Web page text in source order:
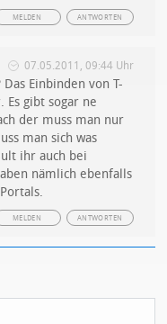
ANTWORTEN
MELDEN
07.05.2011, 09:44 Uhr
Einbinden von T-
gibt sogar ne
der muss man nur
man sich was
ihr auch bei
nämlich ebenfalls
ANTWORTEN
MELDEN